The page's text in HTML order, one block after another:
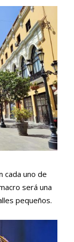
cada uno de
será una
pequeños.